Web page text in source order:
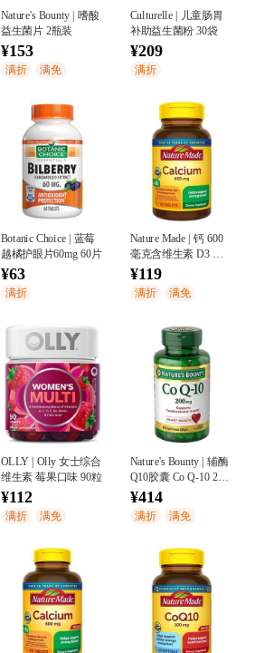
Nature's Bounty | 嗜酸
益生菌片 2瓶装
¥153
满折 满免
Culturelle | 儿童肠胃
补助益生菌粉 30袋
¥209
满折
Botanic Choice | 蓝莓
越橘护眼片60mg 60片
¥63
满折
Nature Made | 钙 600
毫克含维生素 D3 片
120粒
¥119
满折 满免
OLLY | Olly 女士综合
维生素 莓果口味 90粒
¥112
满折 满免
Nature's Bounty | 辅酶
Q10胶囊 Co Q-10 200
mg
¥414
满折 满免